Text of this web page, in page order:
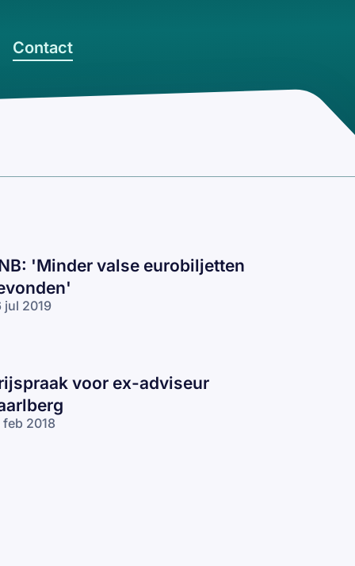
Contact
'Minder valse eurobiljetten
jul 2019
voor ex-adviseur
feb 2018